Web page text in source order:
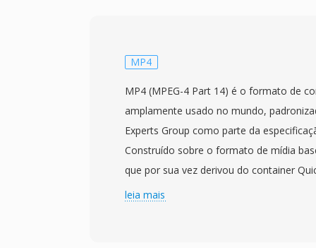
MP4
MP4 (MPEG-4 Part 14) é o formato de
amplamente usado no mundo,
Experts Group como parte da
Construído sobre o formato de mídia
que por sua vez derivou do container
usá uma estrutura hierarquica de atomos/
leia mais